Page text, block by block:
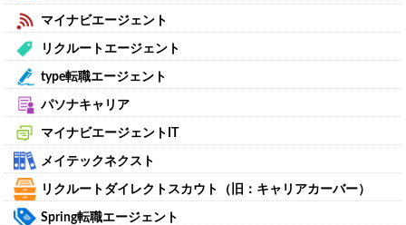
マイナビエージェント
リクルートエージェント
type転職エージェント
パソナキャリア
マイナビエージェントIT
メイテックネクスト
リクルートダイレクトスカウト（旧：キャリアカーバー）
Spring転職エージェント